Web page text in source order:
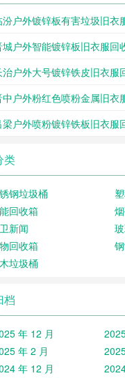
汾户外镀锌板有害垃圾旧衣
城户外智能镀锌板旧衣服回
治户外大号镀锌铁皮旧衣服
中户外粉红色喷粉金属旧衣
梁户外喷粉镀锌铁板旧衣服
类
钢垃圾桶
回收箱
新闻
回收箱
垃圾桶
档
年 12 月
年 2 月
年 12 月